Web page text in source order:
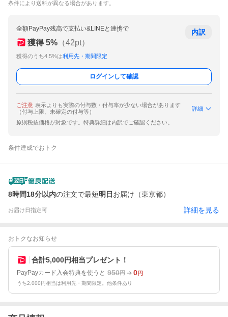
条件により送料が異なる場合があります。
全額PayPay残高で支払い&LINEと連携で
獲得 5% （42pt）
獲得のうち4.5%は利用先・期間限定
内訳
ログインして確認
ご注意 表示よりも実際の付与数・付与率が少ない場合があります
（付与上限、未確定の付与等）
詳細
原則税抜価格が対象です。特典詳細は内訳でご確認ください。
条件達成でおトク
8時間18分以内の注文で最短明日 お届け（東京都）
お届け日指定可 詳細を見る
おトクなお知らせ
合計5,000円相当プレゼント！
PayPayカード入会特典を使うと 950円 0円
うち2,000円相当は利用先・期間限定。他条件あり